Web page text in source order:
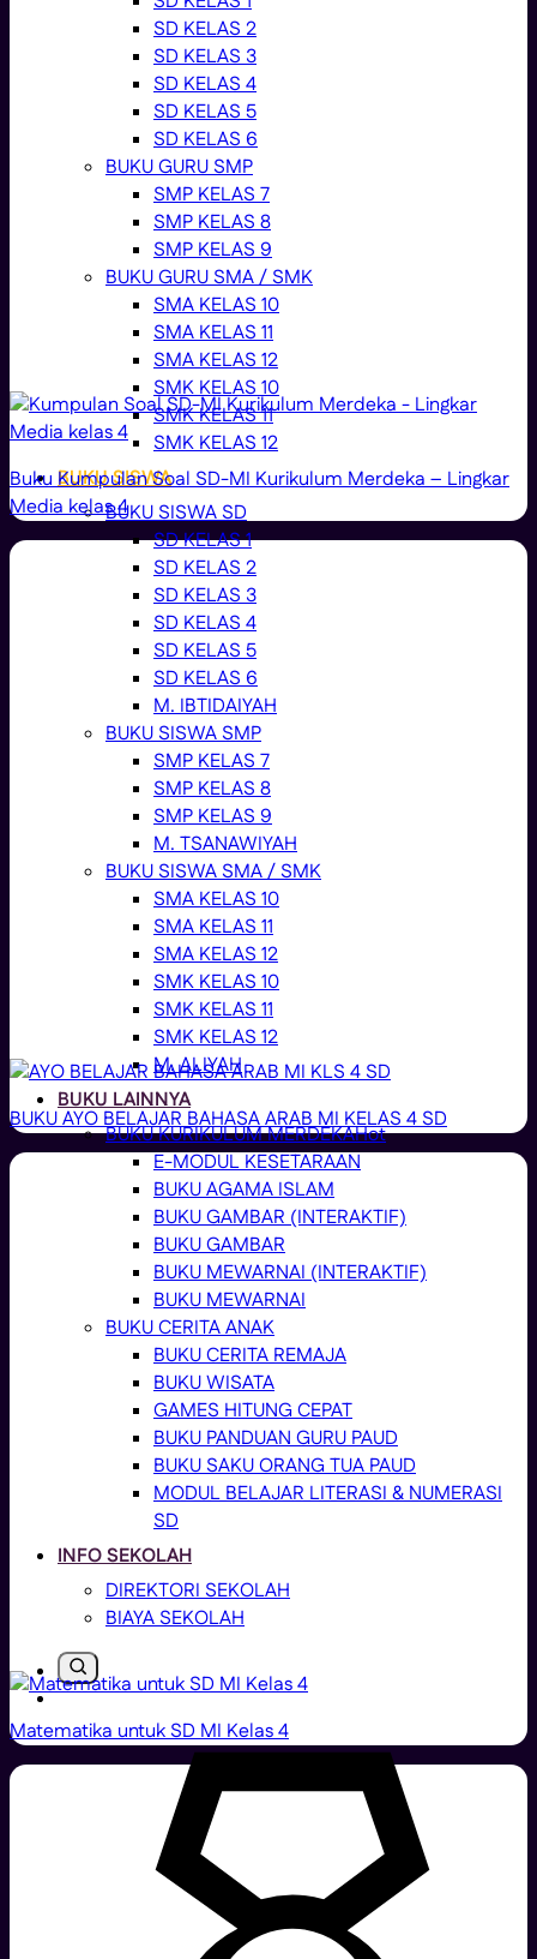
SD KELAS 2
SD KELAS 3
SD KELAS 4
SD KELAS 5
SD KELAS 6
BUKU GURU SMP
SMP KELAS 7
SMP KELAS 8
SMP KELAS 9
BUKU GURU SMA / SMK
SMA KELAS 10
SMA KELAS 11
SMA KELAS 12
SMK KELAS 10
SMK KELAS 11
SMK KELAS 12
BUKU SISWA
BUKU SISWA SD
SD KELAS 1
SD KELAS 2
SD KELAS 3
SD KELAS 4
SD KELAS 5
SD KELAS 6
M. IBTIDAIYAH
BUKU SISWA SMP
SMP KELAS 7
SMP KELAS 8
SMP KELAS 9
M. TSANAWIYAH
BUKU SISWA SMA / SMK
SMA KELAS 10
SMA KELAS 11
SMA KELAS 12
SMK KELAS 10
SMK KELAS 11
SMK KELAS 12
M. ALIYAH
BUKU LAINNYA
BUKU KURIKULUM MERDEKA
E-MODUL KESETARAAN
BUKU AGAMA ISLAM
BUKU GAMBAR (INTERAKTIF)
BUKU GAMBAR
BUKU MEWARNAI (INTERAKTIF)
BUKU MEWARNAI
BUKU CERITA ANAK
BUKU CERITA REMAJA
BUKU WISATA
GAMES HITUNG CEPAT
BUKU PANDUAN GURU PAUD
BUKU SAKU ORANG TUA PAUD
MODUL BELAJAR LITERASI & NUMERASI
SD
INFO SEKOLAH
DIREKTORI SEKOLAH
BIAYA SEKOLAH
Buku Kumpulan Soal SD-MI Kurikulum Merdeka – Lingkar
Media kelas 4
BUKU AYO BELAJAR BAHASA ARAB MI KELAS 4 SD
Matematika untuk SD MI Kelas 4